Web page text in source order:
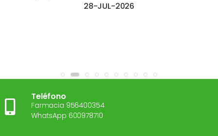
28-JUL-2026
Teléfono
Farmacia 956400354
WhatsApp 600978710